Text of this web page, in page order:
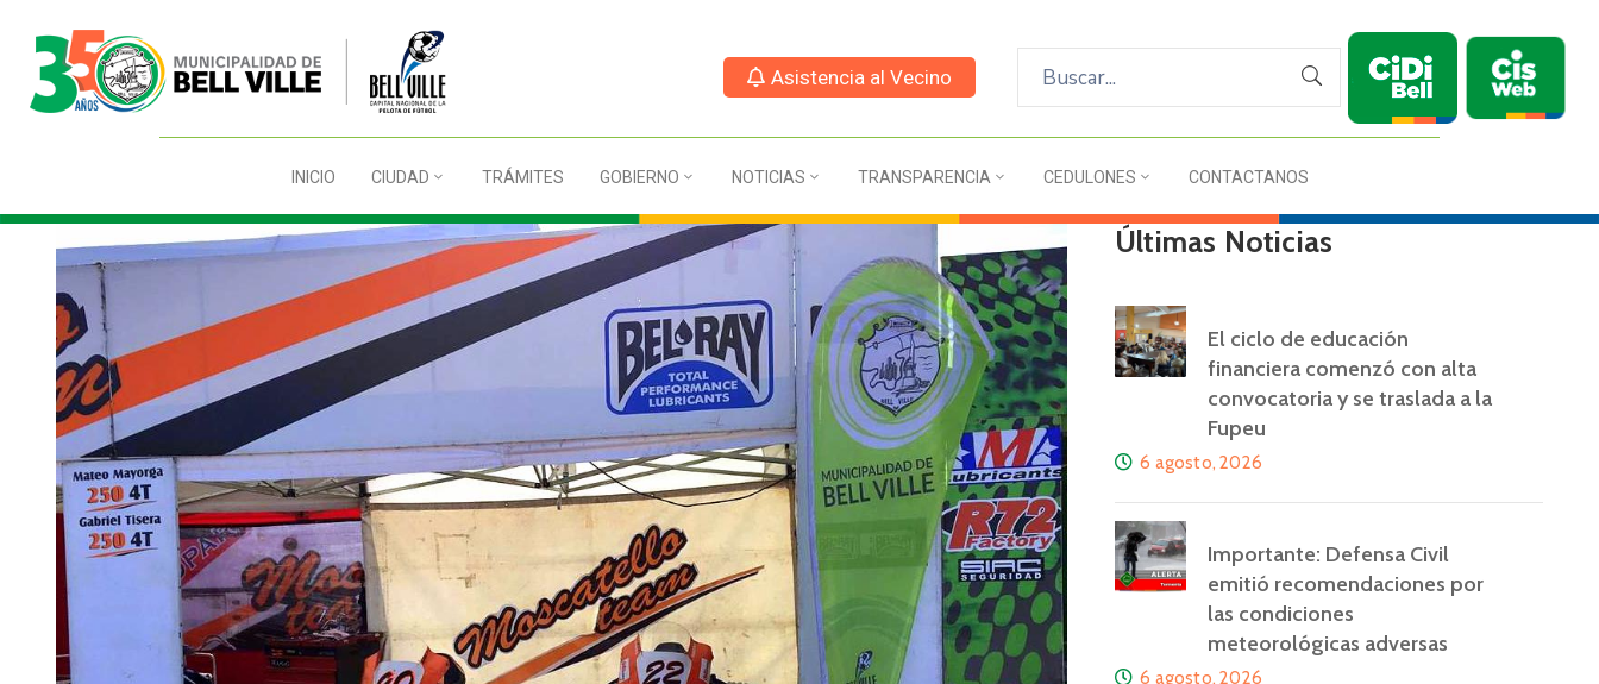
Asistencia al Vecino
INICIO CIUDAD TRÁMITES GOBIERNO NOTICIAS TRANSPARENCIA CEDULONES CONTACTANOS
Últimas Noticias
El ciclo de educación
financiera comenzó con alta
convocatoria y se traslada a la
Fupeu
6 agosto, 2026
Importante: Defensa Civil
emitió recomendaciones por
las condiciones
meteorológicas adversas
6 agosto, 2026